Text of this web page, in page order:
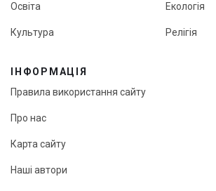
Освіта
Культура
Екологія
Релігія
ІНФОРМАЦІЯ
Правила використання сайту
Про нас
Карта сайту
Наші автори